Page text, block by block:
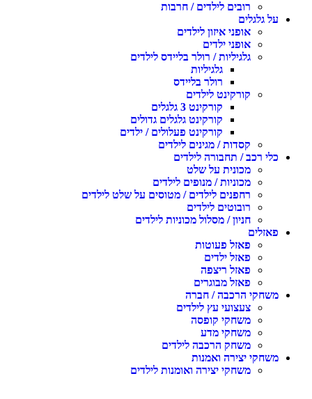
רובים לילדים / חרבות
גלגלים
אופני איזון לילדים
אופני ילדים
גלגיליות / רולר בליידס לילדים
גלגיליות
רולר בליידס
קורקינט לילדים
קורקינט 3 גלגלים
קורקינט גלגלים גדולים
קורקינט פעלולים / ילדים
קסדות / מגינים לילדים
רכב / תחבורה לילדים
מכונית על שלט
מכוניות / מנופים לילדים
רחפנים לילדים / מטוסים על שלט לילדים
רובוטים לילדים
חניון / מסלול מכוניות לילדים
פאזל פעוטות
פאזל ילדים
פאזל ריצפה
פאזל מבוגרים
הרכבה / חברה
צעצועי עץ לילדים
משחקי קופסה
משחקי מדע
משחק הרכבה לילדים
יצירה ואמנות
משחקי יצירה ואומנות לילדים